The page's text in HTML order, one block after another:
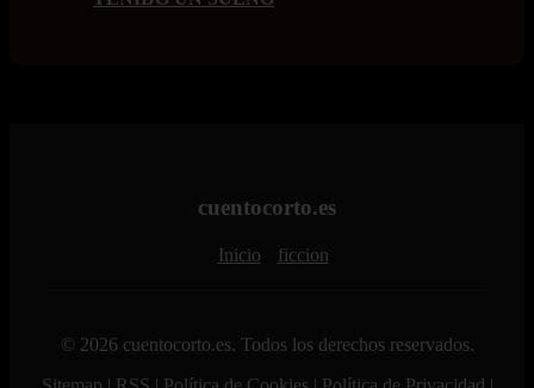
cuentocorto.es
Inicio ficcion
© 2026 cuentocorto.es. Todos los derechos reservados.